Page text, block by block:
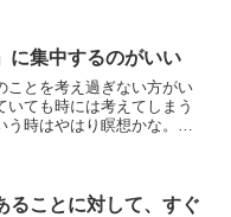
に集中するのがいい
ことを考え過ぎない方がい
いても時には考えてしまう
う時はやはり瞑想かな。本
眠などに影...
ることに対して、すぐ